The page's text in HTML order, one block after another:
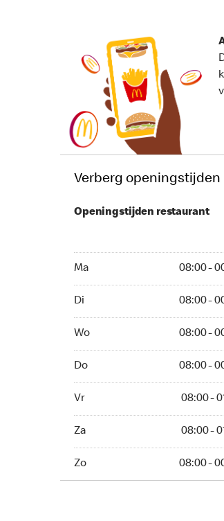
Verberg openingstijden
Openingstijden restaurant
Ma 08:00 -
Di 08:00 -
Wo 08:00 -
Do 08:00 -
Vr 08:00 -
Za 08:00 -
Zo 08:00 -